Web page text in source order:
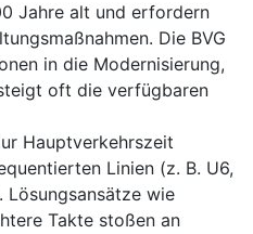
Jahre alt und erfordern
Die BVG
in die Modernisierung,
oft die verfügbaren
Hauptverkehrszeit
Linien (z. B. U6,
Lösungsansätze wie
Takte stoßen an